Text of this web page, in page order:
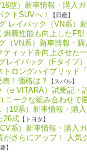
型）新車情報・購入
クトSUVへ！
【日産】
レイバック（VN系）
費性能も向上したF型
（VN系）新車情報・
ティッドを向上させた
レイバック（Fタイプ
ロングハイブリッド
！価格は？
【スバル】
（e VITARA）試乗記
ニークな組み合わせで
（10系）新車情報・購
26式 【トヨタ】
系）新車情報・購入
がさらにアップ！ 人気
】